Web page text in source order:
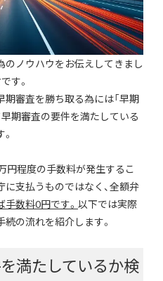
のノウハウをお伝えしてきまし
す。
審査を勝ち取る為には「早期
期審査の要件を満たしている
円程度の手数料が発生するこ
支払うものではなく、全額弁
手数料0円です。 以下では実際
の流れを紹介します。
満たしているか検